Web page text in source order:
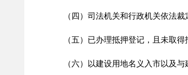
（四）司法机关和行政机关依法裁
（五）已办理抵押登记，且未取得
（六）以建设用地名义入市以及与